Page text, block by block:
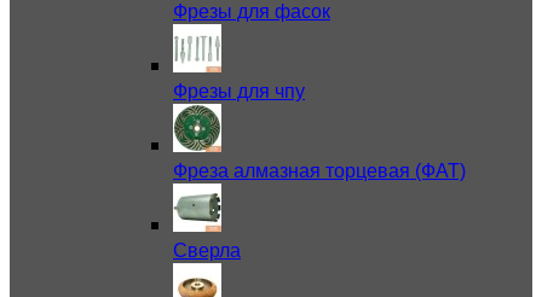
Фрезы для фасок
Фрезы для чпу
Фреза алмазная торцевая (ФАТ)
Сверла